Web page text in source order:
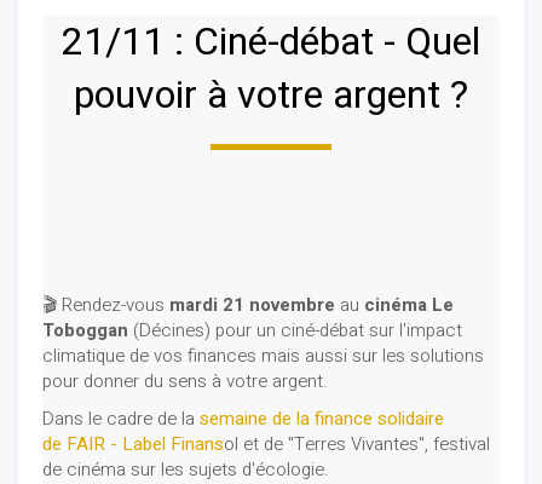
21/11 : Ciné-débat - Quel
pouvoir à votre argent ?
🎬 Rendez-vous mardi 21 novembre au cinéma Le
Toboggan (Décines) pour un ciné-débat sur l'impact
climatique de vos finances mais aussi sur les solutions
pour donner du sens à votre argent.
Dans le cadre de la semaine de la finance solidaire
de FAIR - Label Finansol et de "Terres Vivantes", festival
de cinéma sur les sujets d'écologie.